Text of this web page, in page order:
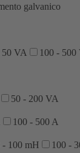
galvanico
50 VA 100 - 500
50 - 200 VA
100 - 500 A
- 100 mH 100 -